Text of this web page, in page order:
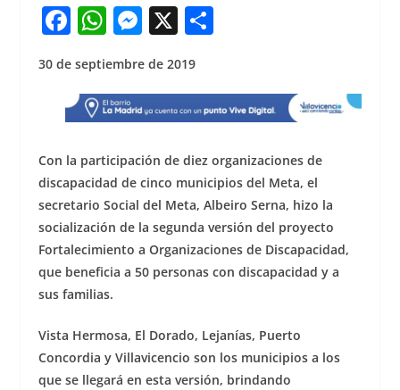
F
c
e
b
o
o
k
W
at
s
A
p
p
M
e
ss
e
n
g
er
X S
e
30 de septiembre de 2019
Con la participación de diez organizaciones de
discapacidad de cinco municipios del Meta, el
secretario Social del Meta, Albeiro Serna, hizo la
socialización de la segunda versión del proyecto
Fortalecimiento a Organizaciones de Discapacidad,
que beneficia a 50 personas con discapacidad y a
sus familias.
Vista Hermosa, El Dorado, Lejanías, Puerto
Concordia y Villavicencio son los municipios a los
que se llegará en esta versión, brindando